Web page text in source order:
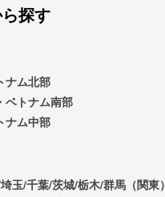
探す
ナム北部
ベトナム南部
ナム中部
玉/千葉/茨城/栃木/群馬（関東）